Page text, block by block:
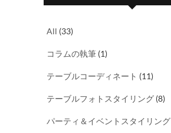
All (33)
コラムの執筆 (1)
テーブルコーディネート (11)
テーブルフォトスタイリング (8)
パーティ＆イベントスタイリング